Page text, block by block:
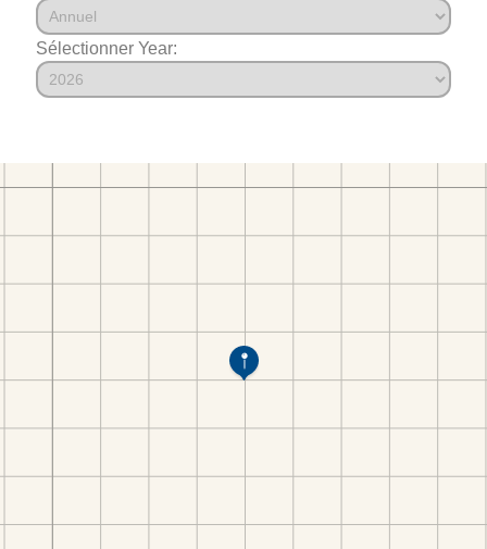
Sélectionner Year: